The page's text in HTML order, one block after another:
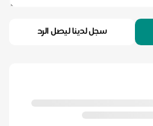
سجل لدينا ليصل الرد